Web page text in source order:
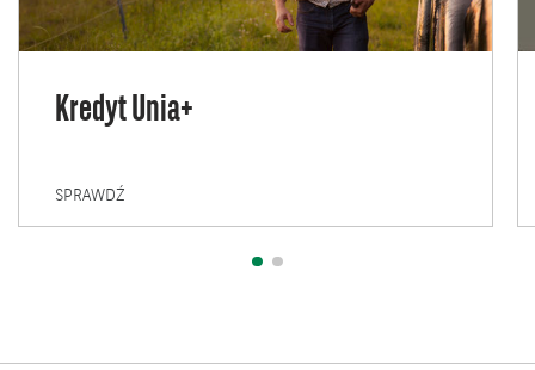
Kredyt Unia+
SPRAWDŹ